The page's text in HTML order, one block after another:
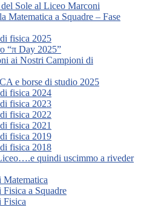
Sole al Liceo Marconi
Matematica a Squadre – Fase
fisica 2025
“π Day 2025”
ai Nostri Campioni di
e borse di studio 2025
fisica 2024
fisica 2023
fisica 2022
fisica 2021
fisica 2019
fisica 2018
quindi uscimmo a riveder
a Squadre
Fisica